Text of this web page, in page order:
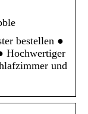
bestellen ●
Hochwertiger
und